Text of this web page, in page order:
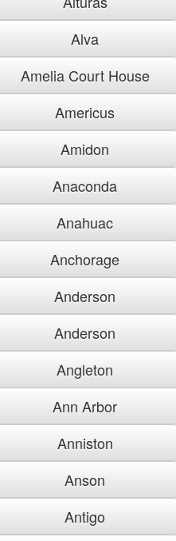
Alva
Amelia Court House
Americus
Amidon
Anaconda
Anahuac
Anchorage
Anderson
Anderson
Angleton
Ann Arbor
Anniston
Anson
Antigo